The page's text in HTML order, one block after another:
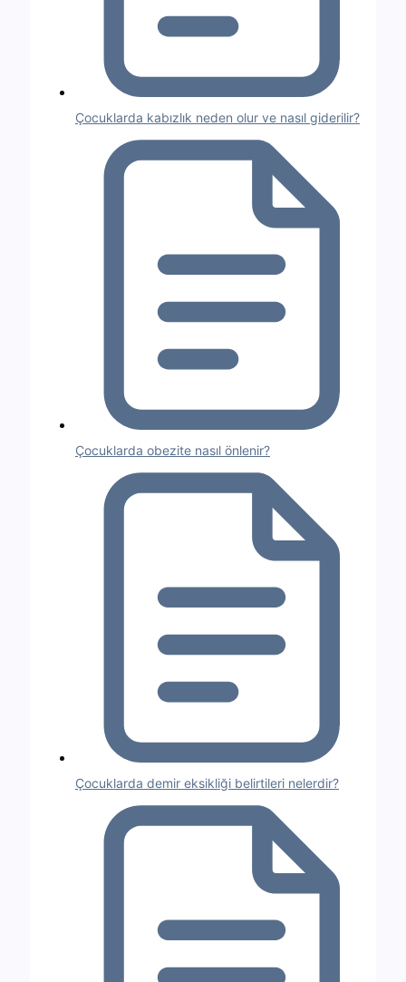
Çocuklarda kabızlık neden olur ve nasıl giderilir?
Çocuklarda obezite nasıl önlenir?
Çocuklarda demir eksikliği belirtileri nelerdir?